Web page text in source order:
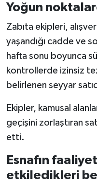
Yoğun
Zabıta ekipleri,
yaşandığı cadde ve
hafta sonu boyunca
kontrollerde izinsiz
belirlenen seyyar
Ekipler, kamusal
geçişini zorlaştıran
etti.
Esnafın
etkiledikleri